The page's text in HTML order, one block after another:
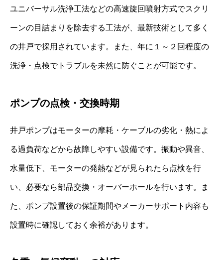
ユニバーサル洗浄工法などの高速旋回噴射方式でスクリ
ーンの目詰まりを除去する工法が、最新技術として多く
の井戸で採用されています。また、年に１～２回程度の
洗浄・点検でトラブルを未然に防ぐことが可能です。
ポンプの点検・交換時期
井戸ポンプはモーターの摩耗・ケーブルの劣化・熱によ
る過負荷などから故障しやすい設備です。振動や異音、
水量低下、モーターの発熱などが見られたら点検を行
い、必要なら部品交換・オーバーホールを行います。ま
た、ポンプ設置後の保証期間やメーカーサポート内容も
設置時に確認しておく余裕があります。